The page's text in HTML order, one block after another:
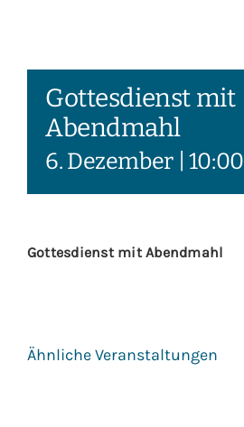
Gottesdienst mit
Abendmahl
6. Dezember | 10:00
Gottesdienst mit Abendmahl
Ähnliche Veranstaltungen